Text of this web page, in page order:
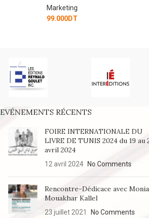
EVÉNEMENTS RÉCENTS
FOIRE INTERNATIONALE DU
LIVRE DE TUNIS 2024 du 19 au
avril 2024
12 avril 2024 No Comments
Rencontre-Dédicace avec Monia
Mouakhar Kallel
23 juillet 2021 No Comments